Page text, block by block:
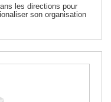
les directions pour
son organisation